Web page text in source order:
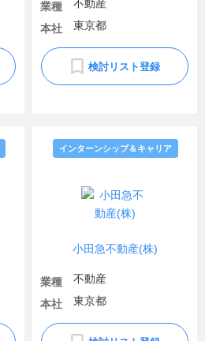
業種
不動産
本社
東京都
検討リスト登録
小田急不動産(株)
インターンシップ＆キャリア
業種
不動産
本社
東京都